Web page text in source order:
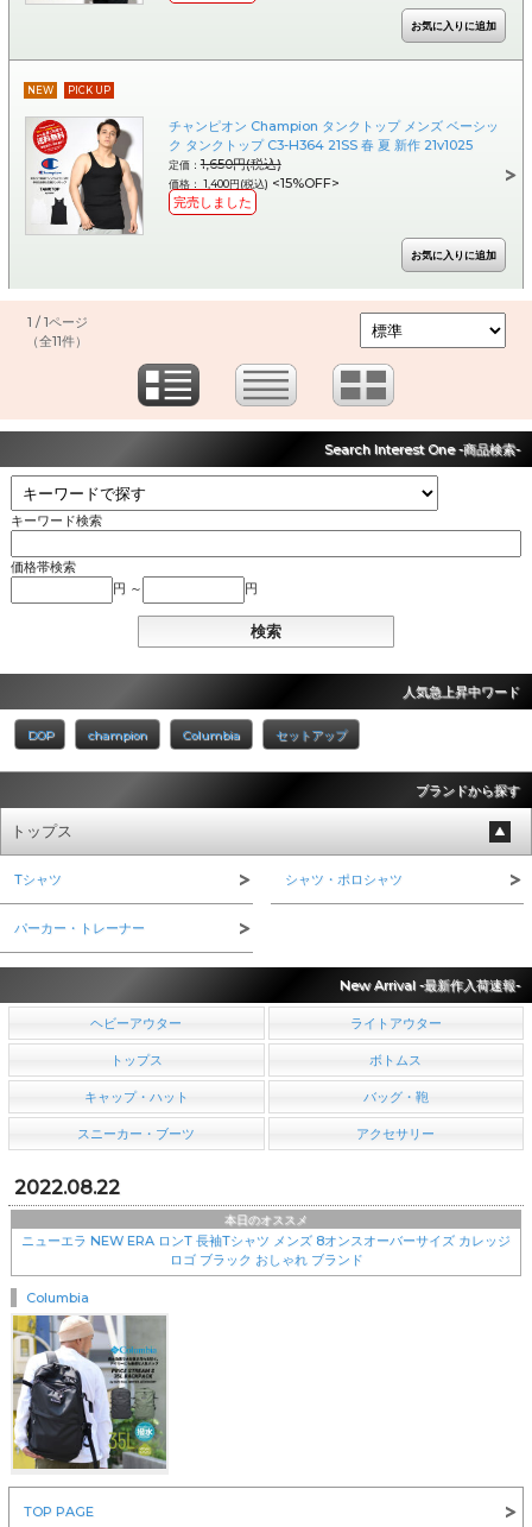
NEW PICK UP
チャンピオン Champion タンクトップ メンズ ベーシッ
ク タンクトップ C3-H364 21SS 春 夏 新作 21v1025
定価：1,650円(税込)
価格： 1,400円(税込) <15%OFF>
完売しました
1 / 1ページ
（全11件）
Search Interest One -商品検索-
キーワード検索
価格帯検索
円 ～
円
人気急上昇中ワード
DOP champion Columbia セットアップ
ブランドから探す
トップス
Tシャツ
パーカー・トレーナー
シャツ・ポロシャツ
New Arrival -最新作入荷速報-
ヘビーアウター ライトアウター
トップス ボトムス
キャップ・ハット バッグ・鞄
スニーカー・ブーツ アクセサリー
2022.08.22
本日のオススメ
ニューエラ NEW ERA ロンT 長袖Tシャツ メンズ 8オンスオーバーサイズ カレッジ
ロゴ ブラック おしゃれ ブランド
Columbia
NEW ERA(ニューエラ)
TOP PAGE